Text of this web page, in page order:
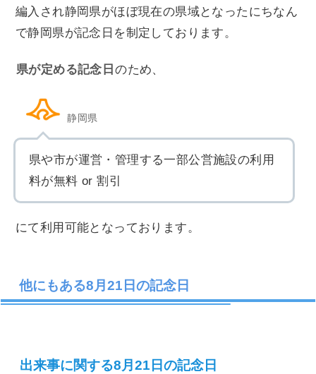
編入され静岡県がほぼ現在の県域となったにちなん
で静岡県が記念日を制定しております。
県が定める記念日 のため、
静岡県
県や市が運営・管理する一部公営施設の利用
料が無料 or 割引
にて利用可能となっております。
他にもある8月21日の記念日
出来事に関する8月21日の記念日